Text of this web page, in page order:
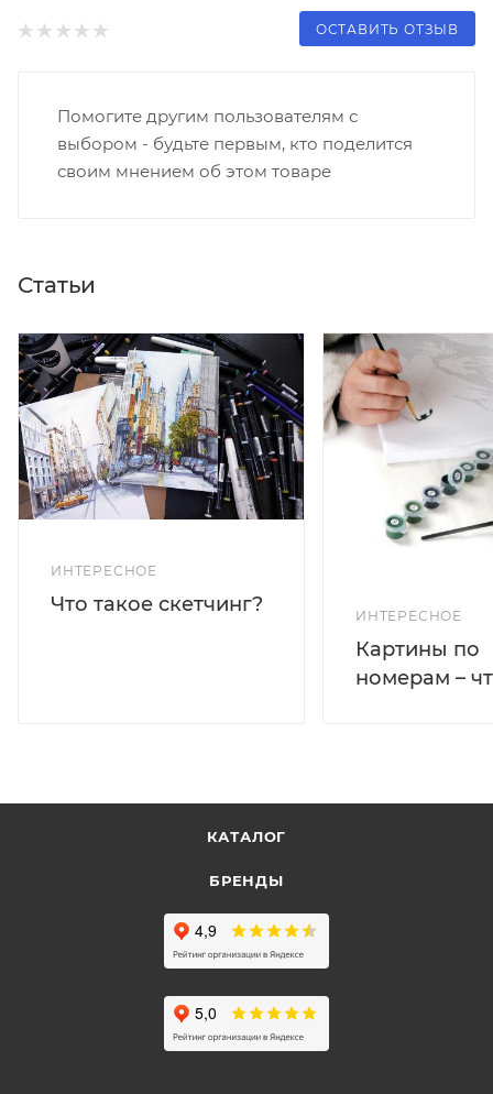
ОСТАВИТЬ ОТЗЫВ
Помогите другим пользователям с
выбором - будьте первым, кто поделится
своим мнением об этом товаре
Статьи
ИНТЕРЕСНОЕ
Что такое скетчинг?
ИНТЕРЕСНОЕ
Картины по
номерам –
КАТАЛОГ
БРЕНДЫ